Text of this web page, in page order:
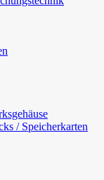
/ Speicherkarten